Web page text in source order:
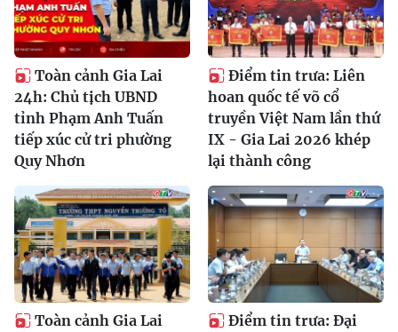
Toàn cảnh Gia Lai
24h: Chủ tịch UBND
tỉnh Phạm Anh Tuấn
tiếp xúc cử tri phường
Quy Nhơn
Điểm tin trưa: Liên
hoan quốc tế võ cổ
truyền Việt Nam lần thứ
IX - Gia Lai 2026 khép
lại thành công
Toàn cảnh Gia Lai
Điểm tin trưa: Đại